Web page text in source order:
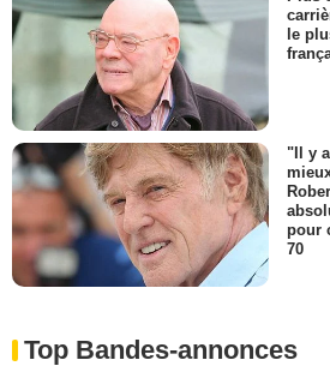
le
"Il y
pour
70
Top Bandes-annonces